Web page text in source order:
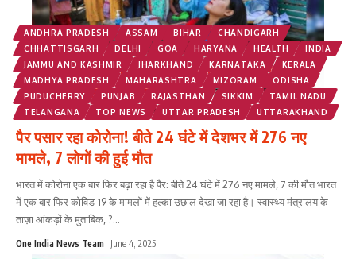
ANDHRA PRADESH ASSAM BIHAR
CHANDIGARH
CHHATTISGARH
DELHI GOA HARYANA HEALTH
INDIA
JAMMU AND KASHMIR
JHARKHAND KARNATAKA
KERALA
MADHYA PRADESH
MAHARASHTRA MIZORAM
ODISHA
PUDUCHERRY
PUNJAB RAJASTHAN SIKKIM
TAMIL NADU
TELANGANA
TOP NEWS UTTAR PRADESH UTTARAKHAND
पैर पसार रहा कोरोना! बीते 24 घंटे में देशभर में 276 नए
मामले, 7 लोगों की हुई मौत
भारत में कोरोना एक बार फिर बढ़ा रहा है पैर: बीते 24 घंटे में 276 नए मामले, 7 की मौत भारत
में एक बार फिर कोविड-19 के मामलों में हल्का उछाल देखा जा रहा है। स्वास्थ्य मंत्रालय के
ताज़ा आंकड़ों के मुताबिक, ?...
One India News Team June 4, 2025